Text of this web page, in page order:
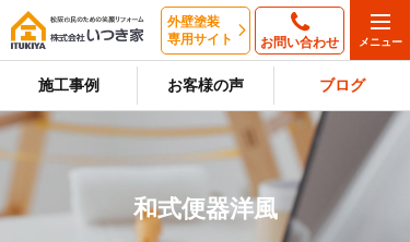
外壁塗装
専用サイト
お問い合わせ
施工事例 お客様の声 ブログ
和式便器洋風